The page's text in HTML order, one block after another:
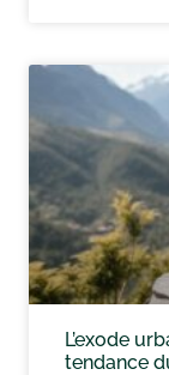
L’exode
tendance